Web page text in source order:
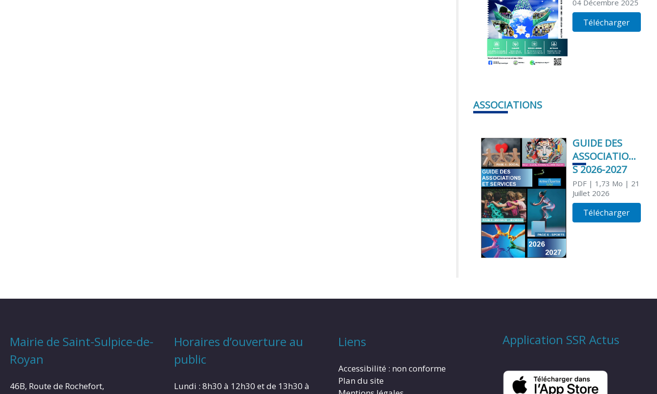
04 Décembre 2025
Télécharger
ASSOCIATIONS
GUIDE DES
ASSOCIATION
S 2026-2027
PDF| 1,73 Mo | 21
Juillet 2026
Télécharger
Mairie de Saint-Sulpice-de-
Royan
46B, Route de Rochefort,
Horaires d’ouverture au
public
Lundi : 8h30 à 12h30 et de 13h30 à
Liens
Accessibilité : non conforme
Plan du site
Application SSR Actus